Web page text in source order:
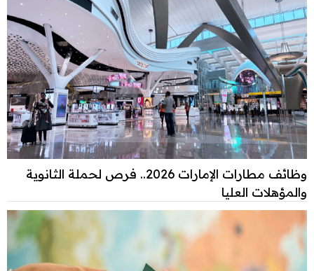
وظائف مطارات الإمارات 2026.. فرص لحملة الثانوية
والمؤهلات العليا